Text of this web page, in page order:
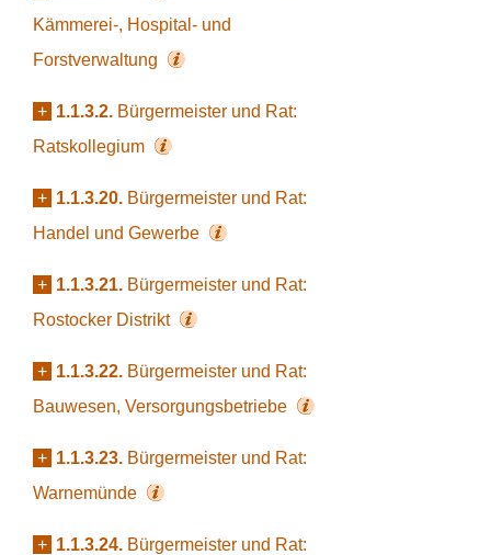
Kämmerei-, Hospital- und
Forstverwaltung
+ 1.1.3.2. Bürgermeister und Rat:
Ratskollegium
+ 1.1.3.20. Bürgermeister und Rat:
Handel und Gewerbe
+ 1.1.3.21. Bürgermeister und Rat:
Rostocker Distrikt
+ 1.1.3.22. Bürgermeister und Rat:
Bauwesen, Versorgungsbetriebe
+ 1.1.3.23. Bürgermeister und Rat:
Warnemünde
+ 1.1.3.24. Bürgermeister und Rat: